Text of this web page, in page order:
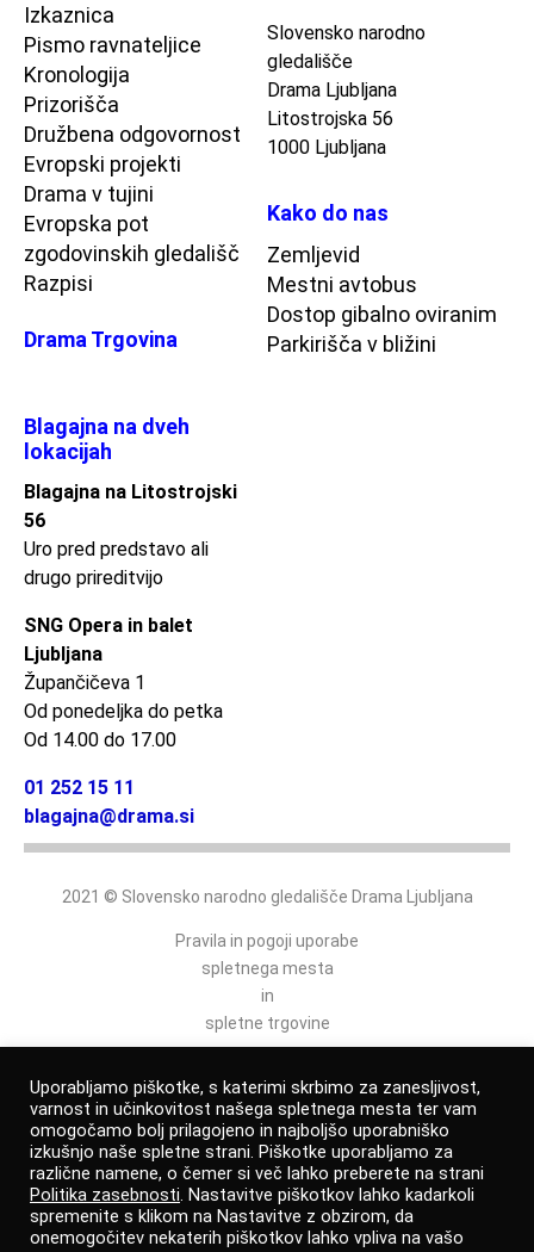
Izkaznica
Pismo ravnateljice
Kronologija
Prizorišča
Družbena odgovornost
Evropski projekti
Drama v tujini
Evropska pot
zgodovinskih gledališč
Razpisi
Drama Trgovina
Slovensko narodno
gledališče
Drama Ljubljana
Litostrojska 56
1000 Ljubljana
Kako do nas
Zemljevid
Mestni avtobus
Dostop gibalno oviranim
Parkirišča v bližini
Blagajna na dveh
lokacijah
Blagajna na Litostrojski
56
Uro pred predstavo ali
drugo prireditvijo
SNG Opera in balet
Ljubljana
Župančičeva 1
Od ponedeljka do petka
Od 14.00 do 17.00
01 252 15 11
blagajna@drama.si
2021 © Slovensko narodno gledališče Drama Ljubljana
Pravila in pogoji uporabe
spletnega mesta
in
spletne trgovine
Politika varovanja osebnih podatkov
Izjava o dostopnosti
Prijava po zakonu o zaščiti prijaviteljev
Uporabljamo piškotke, s katerimi skrbimo za zanesljivost,
varnost in učinkovitost našega spletnega mesta ter vam
omogočamo bolj prilagojeno in najboljšo uporabniško
izkušnjo naše spletne strani. Piškotke uporabljamo za
različne namene, o čemer si več lahko preberete na strani
Politika zasebnosti. Nastavitve piškotkov lahko kadarkoli
spremenite s klikom na Nastavitve z obzirom, da
onemogočitev nekaterih piškotkov lahko vpliva na vašo